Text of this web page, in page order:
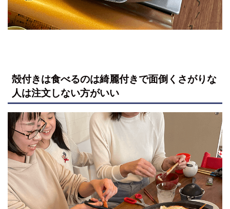
殻付きは食べるのは綺麗付きで面倒くさがりな
人は注文しない方がいい